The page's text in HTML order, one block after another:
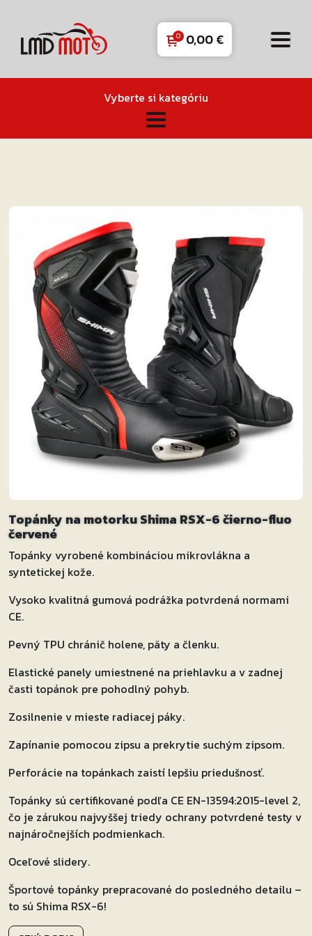
0,00€
Vyberte si kategóriu
Topánky na motorku Shima RSX-6 čierno-fluo
červené
Topánky vyrobené kombináciou mikrovlákna a
syntetickej kože.
Vysoko kvalitná gumová podrážka potvrdená normami
CE.
Pevný TPU chránič holene, päty a členku.
Elastické panely umiestnené na priehlavku a v zadnej
časti topánok pre pohodlný pohyb.
Zosilnenie v mieste radiacej páky.
Zapínanie pomocou zipsu a prekrytie suchým zipsom.
Perforácie na topánkach zaistí lepšiu priedušnosť.
Topánky sú certifikované podľa CE EN-13594:2015-level 2,
čo je zárukou najvyššej triedy ochrany potvrdené testy v
najnáročnejších podmienkach.
Oceľové slidery.
Športové topánky prepracované do posledného detailu –
to sú Shima RSX-6!